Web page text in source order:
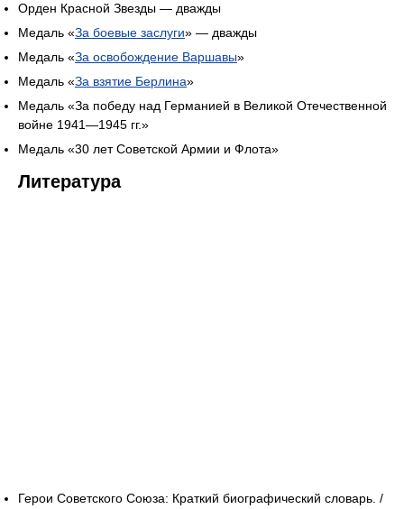
Орден Красной Звезды — дважды
Медаль «За боевые заслуги» — дважды
Медаль «За освобождение Варшавы»
Медаль «За взятие Берлина»
Медаль «За победу над Германией в Великой Отечественной
войне 1941—1945 гг.»
Медаль «30 лет Советской Армии и Флота»
Литература
Герои Советского Союза: Краткий биографический словарь. /